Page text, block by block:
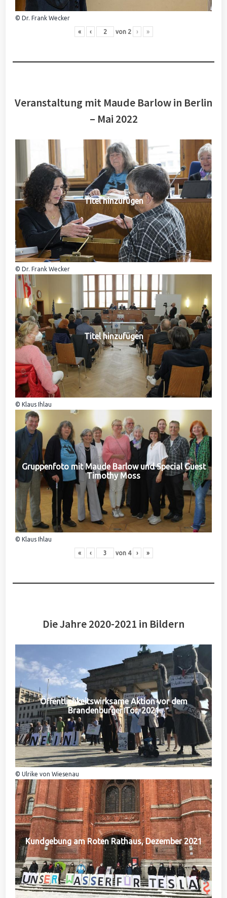
© Dr. Frank Wecker
« ‹ von 2 › »
Veranstaltung mit Maude Barlow in Berlin
– Mai 2022
Titel hinzufügen
© Dr. Frank Wecker
Titel hinzufügen
© Klaus Ihlau
Gruppenfoto mit Maude Barlow und Special Guest
Timothy Moss
© Klaus Ihlau
« ‹ von 4 › »
Die Jahre 2020-2021 in Bildern
Öffentlichkeitswirksame Aktion vor dem
Brandenburger Tor, 2021
© Ulrike von Wiesenau
Kundgebung am Roten Rathaus, Dezember 2021